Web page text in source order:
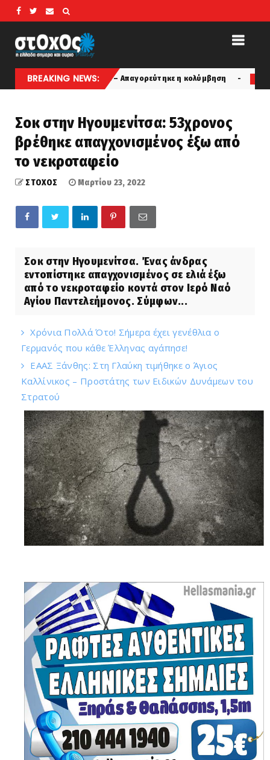
BREAKING NEWS:
Αρδάνι – Απαγορεύτηκε η κολύμβηση latest Στη
Σοκ στην Ηγουμενίτσα: 53χρονος
βρέθηκε απαγχονισμένος έξω από
το νεκροταφείο
ΣΤΟΧΟΣ Μαρτίου 23, 2022
Σοκ στην Ηγουμενίτσα. Ένας άνδρας
εντοπίστηκε απαγχονισμένος σε ελιά έξω
από το νεκροταφείο κοντά στον Ιερό Ναό
Αγίου Παντελεήμονος. Σύμφων...
Χρόνια Πολλά Ότο! Σήμερα έχει γενέθλια ο
Γερμανός που κάθε Έλληνας αγάπησε!
EAAΣ Ξάνθης: Στη Γλαύκη τιμήθηκε ο Άγιος
Καλλίνικος – Προστάτης των Ειδικών Δυνάμεων του
Στρατού